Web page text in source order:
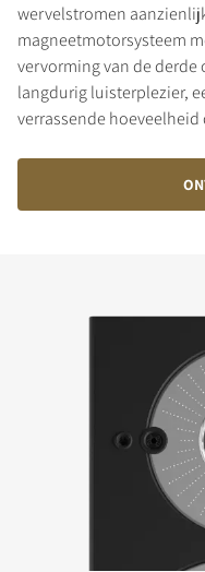
wervelstromen
magneetmotorsysteem
vervorming van de derde
langdurig luisterplezier,
verrassende